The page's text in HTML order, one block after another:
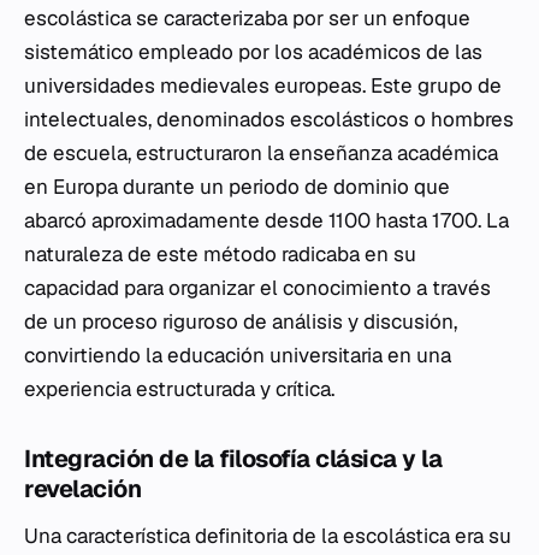
escolástica se caracterizaba por ser un enfoque
sistemático empleado por los académicos de las
universidades medievales europeas. Este grupo de
intelectuales, denominados escolásticos o hombres
de escuela, estructuraron la enseñanza académica
en Europa durante un periodo de dominio que
abarcó aproximadamente desde 1100 hasta 1700. La
naturaleza de este método radicaba en su
capacidad para organizar el conocimiento a través
de un proceso riguroso de análisis y discusión,
convirtiendo la educación universitaria en una
experiencia estructurada y crítica.
Integración de la filosofía clásica y la
revelación
Una característica definitoria de la escolástica era su